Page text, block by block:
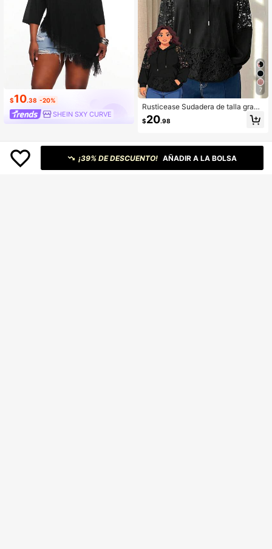
$10.38 -20%
SHEIN SXY CURVE
7
Rusticease Sudadera de talla grand
e con parches de encaje de unicolo
r$20.98
¡39% DE DESCUENTO! AÑADIR A LA BOLSA